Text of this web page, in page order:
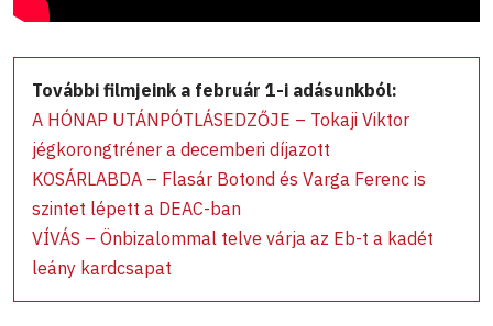
További filmjeink a február 1-i adásunkból:
A HÓNAP UTÁNPÓTLÁSEDZŐJE – Tokaji Viktor
jégkorongtréner a decemberi díjazott
KOSÁRLABDA – Flasár Botond és Varga Ferenc is
szintet lépett a DEAC-ban
VÍVÁS – Önbizalommal telve várja az Eb-t a kadét
leány kardcsapat